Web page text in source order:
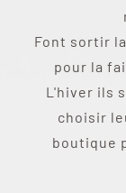
Font sortir
pour la
L'hiver ils
choisir
boutique